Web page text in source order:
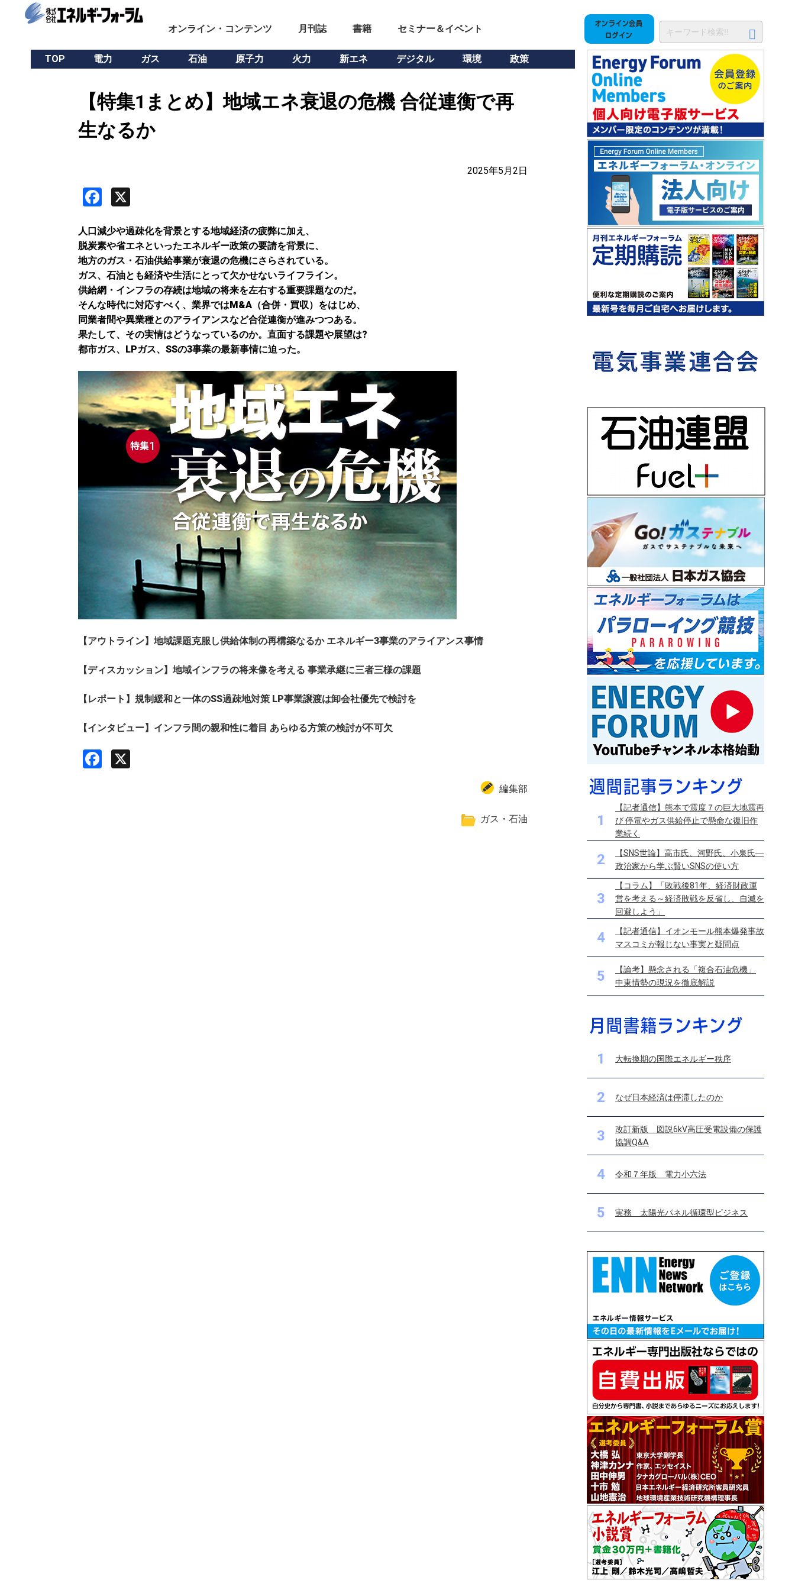
オンライン・コンテンツ 月刊誌 書籍 セミナー＆イベント
TOP 電力 ガス 石油 原子力 火力 新エネ デジタル 環境 政策
【特集1まとめ】地域エネ衰退の危機 合従連衡で再
生なるか
2025年5月2日
Facebook
人口減少や過疎化を背景とする地域経済の疲弊に加え、
脱炭素や省エネといったエネルギー政策の要請を背景に、
地方のガス・石油供給事業が衰退の危機にさらされている。
ガス、石油とも経済や生活にとって欠かせないライフライン。
供給網・インフラの存続は地域の将来を左右する重要課題なのだ。
そんな時代に対応すべく、業界ではM&A（合併・買収）をはじめ、
同業者間や異業種とのアライアンスなど合従連衡が進みつつある。
果たして、その実情はどうなっているのか。直面する課題や展望は?
都市ガス、LPガス、SSの3事業の最新事情に迫った。
【アウトライン】地域課題克服し供給体制の再構築なるか エネルギー3事業のアライアンス事情
【ディスカッション】地域インフラの将来像を考える 事業承継に三者三様の課題
【レポート】規制緩和と一体のSS過疎地対策 LP事業譲渡は卸会社優先で検討を
【インタビュー】インフラ間の親和性に着目 あらゆる方策の検討が不可欠
Facebook
編集部
ガス ・ 石油 1
【記者通信】熊本で震度７の巨大地震再
び 停電やガス供給停止で懸命な復旧作
業続く
2
【SNS世論】高市氏、河野氏、小泉氏―
政治家から学ぶ賢いSNSの使い方
3
【コラム】「敗戦後81年、経済財政運
営を考える～経済敗戦を反省し、自滅を
回避しよう」
4
【記者通信】イオンモール熊本爆発事故
マスコミが報じない事実と疑問点
5
【論考】懸念される「複合石油危機」
中東情勢の現況を徹底解説
1 大転換期の国際エネルギー秩序
2 なぜ日本経済は停滞したのか
3
改訂新版 図説6kV高圧受電設備の保護
協調Q&A
4 令和７年版 電力小六法
5 実務 太陽光パネル循環型ビジネス